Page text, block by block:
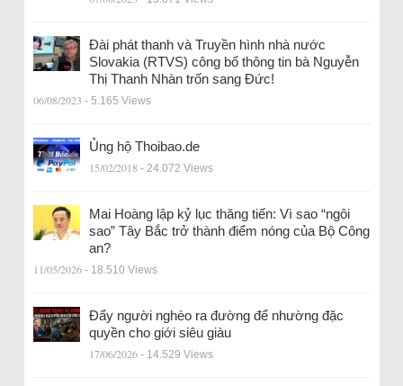
Đài phát thanh và Truyền hình nhà nước
Slovakia (RTVS) công bố thông tin bà Nguyễn
Thị Thanh Nhàn trốn sang Đức!
06/08/2023 - 5.165 Views
Ủng hộ Thoibao.de
15/02/2018 - 24.072 Views
Mai Hoàng lập kỷ lục thăng tiến: Vì sao “ngôi
sao” Tây Bắc trở thành điểm nóng của Bộ Công
an?
11/05/2026 - 18.510 Views
Đẩy người nghèo ra đường để nhường đặc
quyền cho giới siêu giàu
17/06/2026 - 14.529 Views